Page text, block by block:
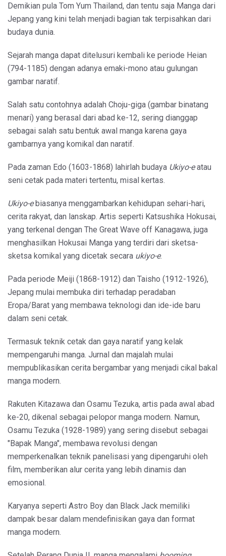
Demikian pula Tom Yum Thailand, dan tentu saja Manga dari
Jepang yang kini telah menjadi bagian tak terpisahkan dari
budaya dunia.
Sejarah manga dapat ditelusuri kembali ke periode Heian
(794-1185) dengan adanya emaki-mono atau gulungan
gambar naratif.
Salah satu contohnya adalah Choju-giga (gambar binatang
menari) yang berasal dari abad ke-12, sering dianggap
sebagai salah satu bentuk awal manga karena gaya
gambarnya yang komikal dan naratif.
Pada zaman Edo (1603-1868) lahirlah budaya Ukiyo-eatau
seni cetak pada materi tertentu, misal kertas.
Ukiyo-ebiasanya menggambarkan kehidupan sehari-hari,
cerita rakyat, dan lanskap. Artis seperti Katsushika Hokusai,
yang terkenal dengan The Great Wave off Kanagawa, juga
menghasilkan Hokusai Manga yang terdiri dari sketsa-
sketsa komikal yang dicetak secara ukiyo-e.
Pada periode Meiji (1868-1912) dan Taisho (1912-1926),
Jepang mulai membuka diri terhadap peradaban
Eropa/Barat yang membawa teknologi dan ide-ide baru
dalam seni cetak.
Termasuk teknik cetak dan gaya naratif yang kelak
mempengaruhi manga. Jurnal dan majalah mulai
mempublikasikan cerita bergambar yang menjadi cikal bakal
manga modern.
Rakuten Kitazawa dan Osamu Tezuka, artis pada awal abad
ke-20, dikenal sebagai pelopor manga modern. Namun,
Osamu Tezuka (1928-1989) yang sering disebut sebagai
"Bapak Manga", membawa revolusi dengan
memperkenalkan teknik panelisasi yang dipengaruhi oleh
film, memberikan alur cerita yang lebih dinamis dan
emosional.
Karyanya seperti Astro Boy dan Black Jack memiliki
dampak besar dalam mendefinisikan gaya dan format
manga modern.